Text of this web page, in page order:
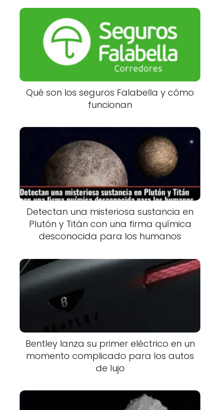
Qué son los seguros Falabella y cómo
funcionan
Detectan una misteriosa sustancia en
Plutón y Titán con una firma química
desconocida para los humanos
Bentley lanza su primer eléctrico en un
momento complicado para los autos
de lujo